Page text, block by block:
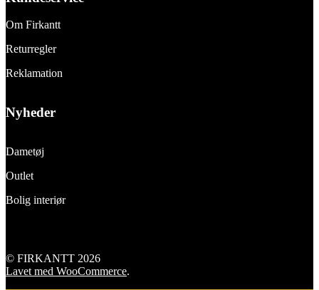
Om Firkantt
Returregler
Reklamation
Nyheder
Dametøj
Outlet
Bolig interiør
© FIRKANTT 2026
Lavet med WooCommerce.